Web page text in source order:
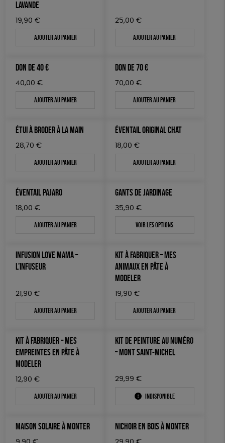
LAVANDE
19,90 €
Ajouter au panier
25,00 €
Ajouter au panier
DON DE 40 €
40,00 €
Ajouter au panier
DON DE 70 €
70,00 €
Ajouter au panier
ÉTUI À BRODER À LA MAIN
28,70 €
Ajouter au panier
ÉVENTAIL ORIGINAL CHAT
18,00 €
Ajouter au panier
ÉVENTAIL PAJARO
18,00 €
Ajouter au panier
GANTS DE JARDINAGE
35,90 €
Voir les options
INFUSION LOVE MAMA –
L’INFUSEUR
21,90 €
Ajouter au panier
KIT À FABRIQUER – MES
ANIMAUX EN PÂTE À
MODELER
19,90 €
Ajouter au panier
KIT À FABRIQUER – MES
EMPREINTES EN PÂTE À
MODELER
12,90 €
Ajouter au panier
KIT DE PEINTURE AU NUMÉRO
– MONT SAINT-MICHEL
29,99 €
Indisponible
MAISON SOLAIRE À MONTER NICHOIR EN BOIS À MONTER